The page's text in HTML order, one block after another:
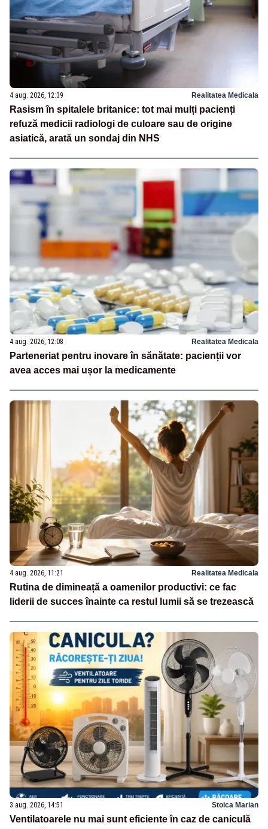
4 aug. 2026, 12:39 Realitatea Medicala
Rasism în spitalele britanice: tot mai mulți pacienți
refuză medicii radiologi de culoare sau de origine
asiatică, arată un sondaj din NHS
4 aug. 2026, 12:08 Realitatea Medicala
Parteneriat pentru inovare în sănătate: pacienții vor
avea acces mai ușor la medicamente
4 aug. 2026, 11:21 Realitatea Medicala
Rutina de dimineață a oamenilor productivi: ce fac
liderii de succes înainte ca restul lumii să se trezească
3 aug. 2026, 14:51 Stoica Marian
Ventilatoarele nu mai sunt eficiente în caz de caniculă